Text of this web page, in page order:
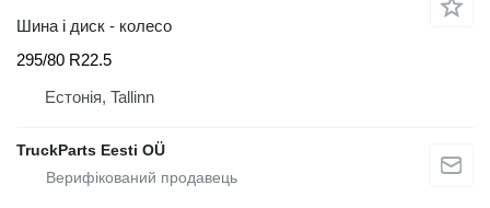
Шина і диск - колесо
295/80 R22.5
Естонія, Tallinn
TruckParts Eesti OÜ